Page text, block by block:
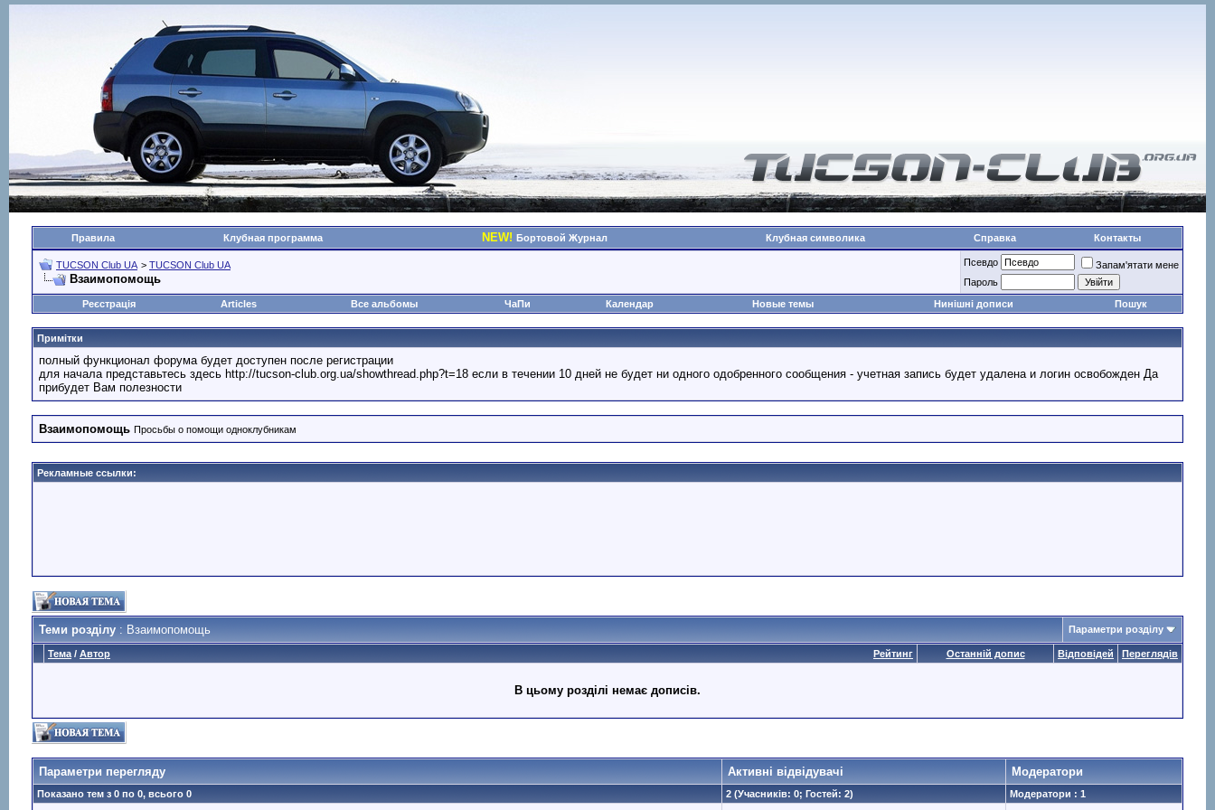
Правила Клубная программа NEW! Бортовой Журнал Клубная символика Справка Контакты
TUCSON Club UA > TUCSON Club UA
Взаимопомощь
Псевдо
Запам'ятати мене
Пароль
Реєстрація
Articles Все альбомы ЧаПи Календар Новые темы Нинішні дописи Пошук
Примітки
полный функционал форума будет доступен после регистрации
для начала представьтесь здесь http://tucson-club.org.ua/showthread.php?t=18 если в течении 10 дней не будет ни одного одобренного сообщения - учетная запись будет удалена и логин освобожден Да
прибудет Вам полезности
Взаимопомощь Просьбы о помощи одноклубникам
Рекламные ссылки:
Теми розділу : Взаимопомощь Параметри розділу
Рейтинг
Тема / Автор Останній допис Відповідей Переглядів
В цьому розділі немає дописів.
Параметри перегляду Активні відвідувачі Модератори
Показано тем з 0 по 0, всього 0 2 (Учасників: 0; Гостей: 2)
Модератори : 1